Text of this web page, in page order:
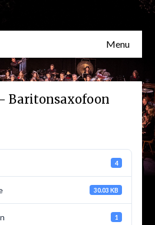
Menu
Baritonsaxofoon
4
30.03 KB
1